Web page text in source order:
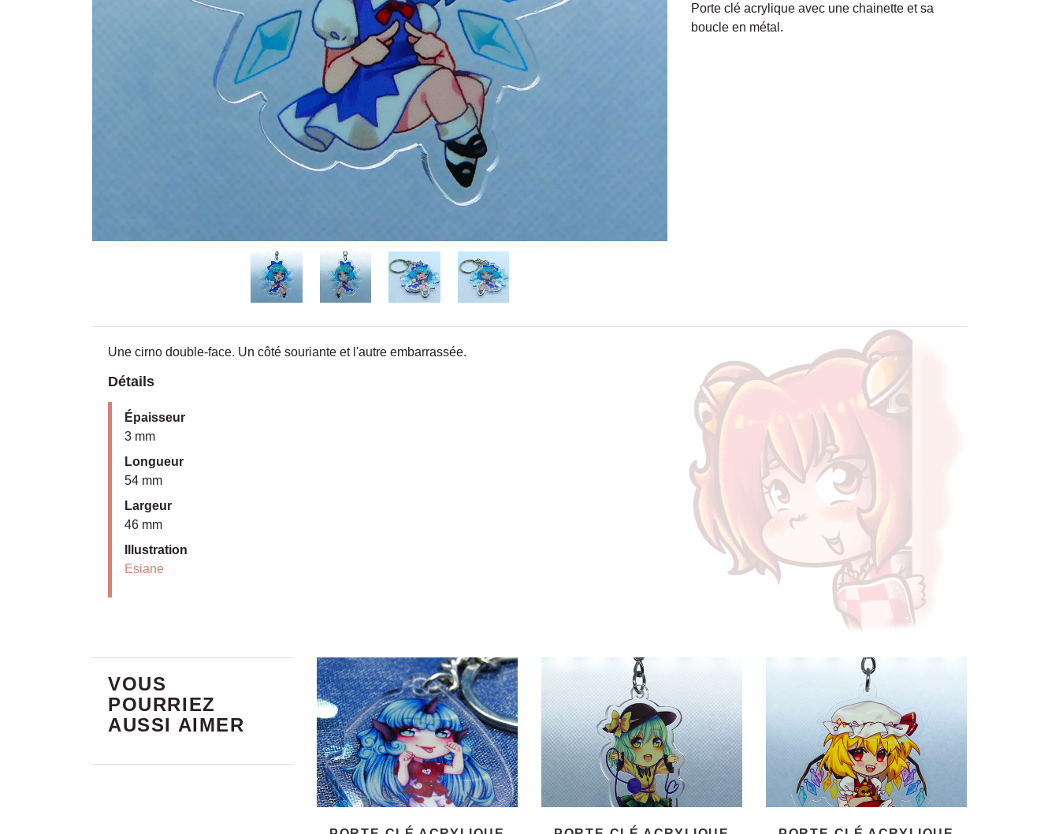
Porte clé acrylique avec une chainette et sa
boucle en métal.
Une cirno double-face. Un côté souriante et l'autre embarrassée.
Détails
Épaisseur
3 mm
Longueur
54 mm
Largeur
46 mm
Illustration
Esiane
VOUS
POURRIEZ
AUSSI AIMER